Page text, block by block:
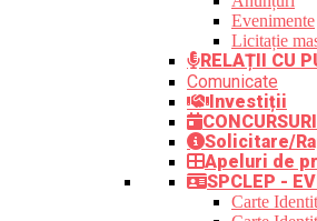
Evenimente
Licitație
RELAȚII CU
Comunicate
Investiții
Solicitare/
Apeluri de
SPCLEP -
Carte